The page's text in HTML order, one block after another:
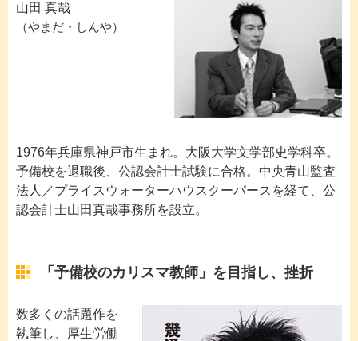
山田 真哉
（やまだ・しんや）
1976年兵庫県神戸市生まれ。大阪大学文学部史学科卒。
予備校を退職後、公認会計士試験に合格。中央青山監査
法人／プライスウォーターハウスクーパースを経て、公
認会計士山田真哉事務所を設立。
「予備校のカリスマ教師」を目指し、挫折
数多くの話題作を
執筆し、厚生労働